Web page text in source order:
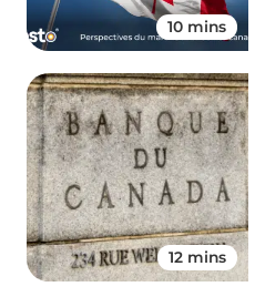
10 mins
12 mins